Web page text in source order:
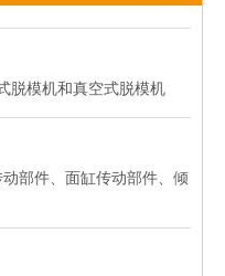
工作的？
评估烘焙供应商
球物流与运输安全保障
如何提升您的烘焙利润
统的核心优势
油？2026综合对比
全球食品企业的首 选？
规模化的五大趋势
的全流程体验
脱模机和真空式脱模机
部件、面缸传动部件、倾
供一年的免费质保，请放
，不在保修范围）